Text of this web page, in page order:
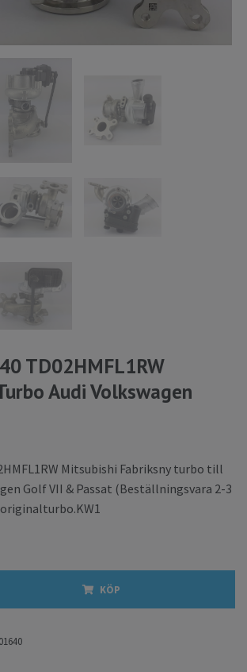
TD02HMFL1RW
Audi Volkswagen
Mitsubishi Fabriksny turbo till
Golf VII & Passat (Beställningsvara 2-3
KÖP